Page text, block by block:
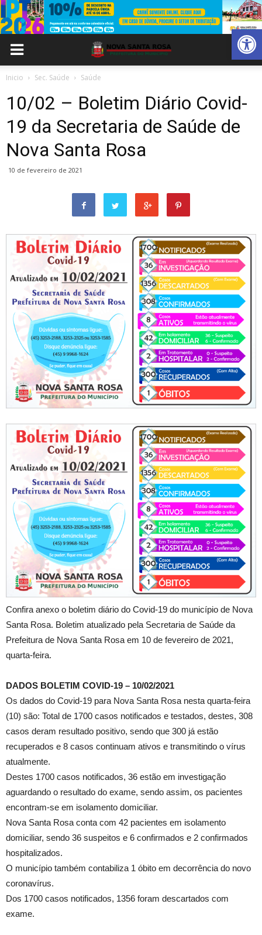
Abrir
Inicio Sec. Saúde Saúde
10/02 – Boletim Diário Covid-
19 da Secretaria de Saúde de
Nova Santa Rosa
10 de fevereiro de 2021
Confira anexo o boletim diário do Covid-19 do município de Nova
Santa Rosa. Boletim atualizado pela Secretaria de Saúde da
Prefeitura de Nova Santa Rosa em 10 de fevereiro de 2021,
quarta-feira.
DADOS BOLETIM COVID-19 – 10/02/2021
Os dados do Covid-19 para Nova Santa Rosa nesta quarta-feira
(10) são: Total de 1700 casos notificados e testados, destes, 308
casos deram resultado positivo, sendo que 300 já estão
recuperados e 8 casos continuam ativos e transmitindo o vírus
atualmente.
Destes 1700 casos notificados, 36 estão em investigação
aguardando o resultado do exame, sendo assim, os pacientes
encontram-se em isolamento domiciliar.
Nova Santa Rosa conta com 42 pacientes em isolamento
domiciliar, sendo 36 suspeitos e 6 confirmados e 2 confirmados
hospitalizados.
O município também contabiliza 1 óbito em decorrência do novo
coronavírus.
Dos 1700 casos notificados, 1356 foram descartados com
exame.